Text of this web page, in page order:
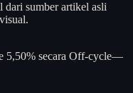
sumber artikel asli
5,50% secara Off-cycle—